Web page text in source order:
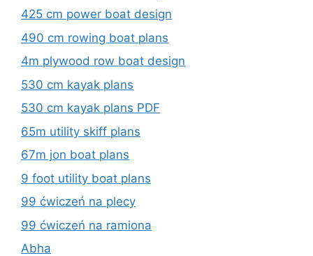
425 cm power boat design
490 cm rowing boat plans
4m plywood row boat design
530 cm kayak plans
530 cm kayak plans PDF
65m utility skiff plans
67m jon boat plans
9 foot utility boat plans
99 ćwiczeń na plecy
99 ćwiczeń na ramiona
Abha